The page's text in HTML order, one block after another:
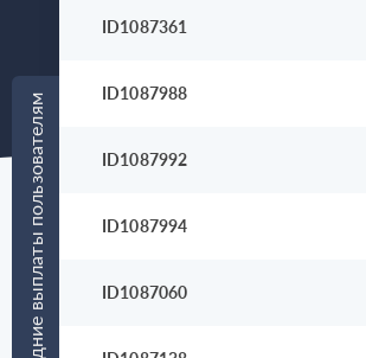
Последние выплаты пользователям
ID1087361
ID1087988
ID1087992
ID1087994
ID1087060